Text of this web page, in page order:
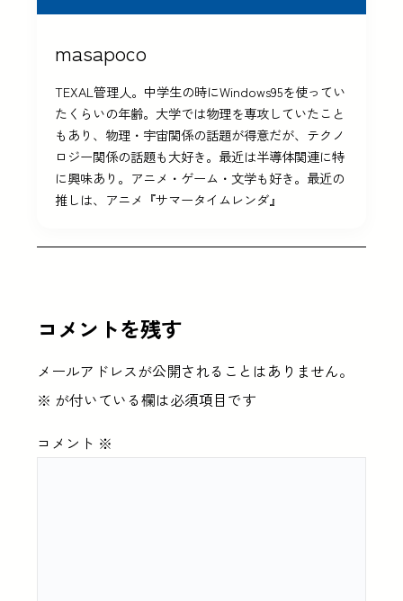
masapoco
TEXAL管理人。中学生の時にWindows95を使ってい
たくらいの年齢。大学では物理を専攻していたこと
もあり、物理・宇宙関係の話題が得意だが、テクノ
ロジー関係の話題も大好き。最近は半導体関連に特
に興味あり。アニメ・ゲーム・文学も好き。最近の
推しは、アニメ『サマータイムレンダ』
コメントを残す
メールアドレスが公開されることはありません。
※ が付いている欄は必須項目です
コメント ※